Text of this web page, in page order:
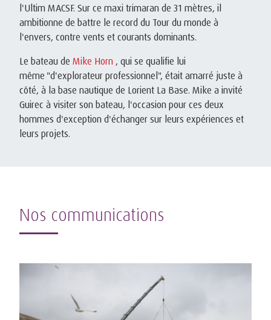
l'Ultim MACSF. Sur ce maxi trimaran de 31 mètres, il
ambitionne de battre le record du Tour du monde à
l'envers, contre vents et courants dominants.
Le bateau de Mike Horn , qui se qualifie lui
même "d'explorateur professionnel", était amarré juste à
côté, à la base nautique de Lorient La Base. Mike a invité
Guirec à visiter son bateau, l'occasion pour ces deux
hommes d'exception d'échanger sur leurs expériences et
leurs projets.
Nos communications